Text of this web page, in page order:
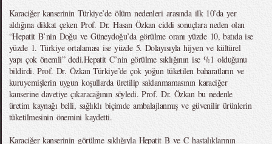
Karaciğer kanserinin Türkiye’de ölüm nedenleri arasında ilk 10’da yer
aldığına dikkat çeken Prof. Dr. Hasan Özkan ciddi sonuçlara neden olan
“Hepatit B’nin Doğu ve Güneydoğu’da görülme oranı yüzde 10, batıda ise
yüzde 1. Türkiye ortalaması ise yüzde 5. Dolayısıyla hijyen ve kültürel
yapı çok önemli” dedi.Hepatit C’nin görülme sıklığının ise %1 olduğunu
bildirdi. Prof. Dr. Özkan Türkiye’de çok yoğun tüketilen baharatların ve
kuruyemişlerin uygun koşullarda üretilip saklanmamasının karaciğer
kanserine davetiye çıkaracağının söyledi. Prof. Dr. Özkan bu nedenle
üretim kaynağı belli, sağlıklı biçimde ambalajlanmış ve güvenilir ürünlerin
tüketilmesinin önemini kaydetti.
Karaciğer kanserinin görülme sıklığıyla Hepatit B ve C hastalıklarının